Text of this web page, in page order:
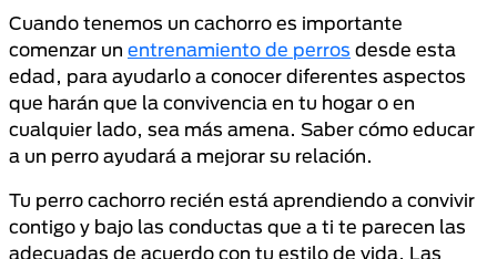
Cuando tenemos un cachorro es importante
comenzar un entrenamiento de perros desde esta
edad, para ayudarlo a conocer diferentes aspectos
que harán que la convivencia en tu hogar o en
cualquier lado, sea más amena. Saber cómo educar
a un perro ayudará a mejorar su relación.
Tu perro cachorro recién está aprendiendo a convivir
contigo y bajo las conductas que a ti te parecen las
adecuadas de acuerdo con tu estilo de vida. Las